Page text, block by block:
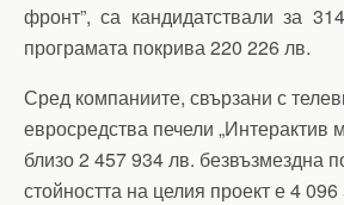
фронт”, са кандидатствали за
програмата покрива 220 226 лв.
Сред компаниите, свързани с
евросредства печели „Интерактив
близо 2 457 934 лв. безвъзмездна
стойността на целия проект е 4